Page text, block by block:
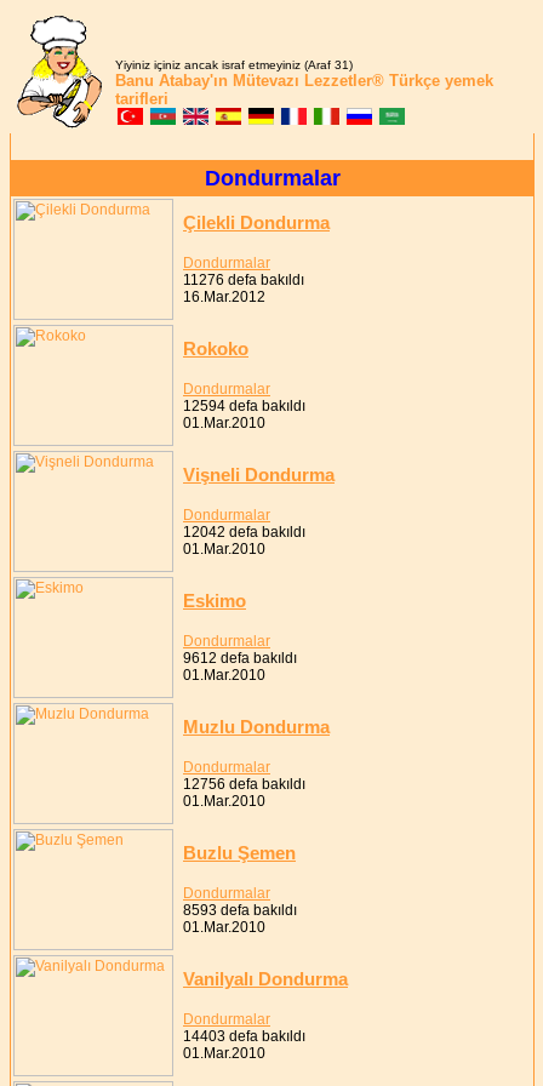
Yiyiniz içiniz ancak israf etmeyiniz (Araf 31)
Banu Atabay'ın Mütevazı Lezzetler® Türkçe yemek
tarifleri
Dondurmalar
Çilekli Dondurma
Dondurmalar
11276 defa bakıldı
16.Mar.2012
Rokoko
Dondurmalar
12594 defa bakıldı
01.Mar.2010
Vişneli Dondurma
Dondurmalar
12042 defa bakıldı
01.Mar.2010
Eskimo
Dondurmalar
9612 defa bakıldı
01.Mar.2010
Muzlu Dondurma
Dondurmalar
12756 defa bakıldı
01.Mar.2010
Buzlu Şemen
Dondurmalar
8593 defa bakıldı
01.Mar.2010
Vanilyalı Dondurma
Dondurmalar
14403 defa bakıldı
01.Mar.2010